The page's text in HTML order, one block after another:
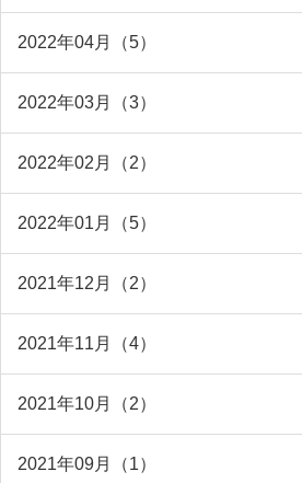
2022年04月（5）
2022年03月（3）
2022年02月（2）
2022年01月（5）
2021年12月（2）
2021年11月（4）
2021年10月（2）
2021年09月（1）